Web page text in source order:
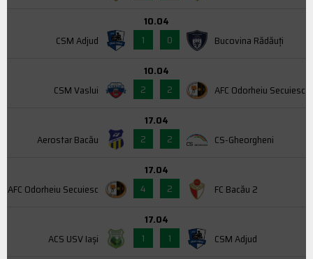
CSM Adjud
10.04
1
0 Bucovina Rădăuți
CSM Vaslui
10.04
2
2 AFC Odorheiu Secuiesc
Aerostar Bacău
17.04
2
2 CS-Gheorgheni
AFC Odorheiu Secuiesc
17.04
4
2 FC Bacău 2
ACS USV Iaşi
17.04
1
1 CSM Adjud